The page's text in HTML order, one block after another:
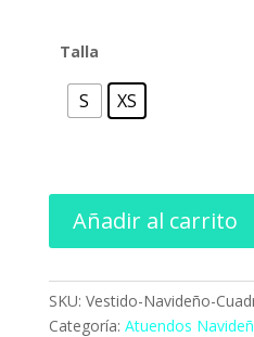
Talla
S XS
Añadir al carrito
SKU: Vestido-Navideño-
Categoría: Atuendos